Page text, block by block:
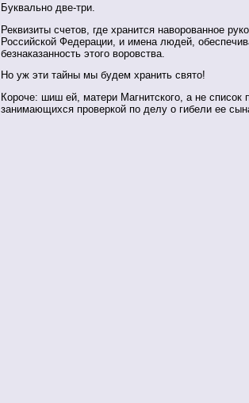
Буквально две-три.
Реквизиты счетов, где хранится наворованное
Российской Федерации, и имена людей,
безнаказанность этого воровства.
Но уж эти тайны мы будем хранить свято!
Короче: шиш ей, матери Магнитского, а не список
занимающихся проверкой по делу о гибели ее